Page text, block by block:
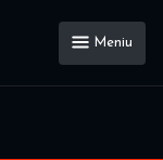
Meniu